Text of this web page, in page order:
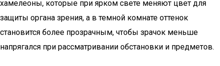
хамелеоны, которые при ярком свете меняют цвет для
защиты органа зрения, а в темной комнате оттенок
становится более прозрачным, чтобы зрачок меньше
напрягался при рассматривании обстановки и предметов.